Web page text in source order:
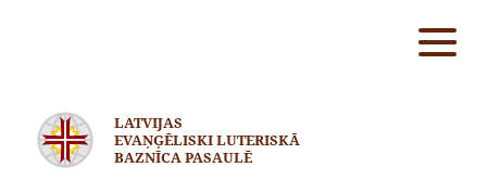
LATVIJAS
EVAŅĢĒLISKI LUTERISKĀ
BAZNĪCA PASAULĒ